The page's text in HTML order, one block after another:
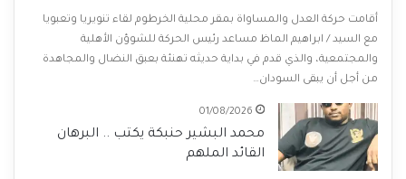
أقامت حركة العدل والمساواة بمقر محلية الخرطوم لقاء تنويريا وتعبويا
مع السيد / ابراهيم الماظ مساعد رئيس الحركة للشوؤن الأهلية
والمجتمعية، والذي قدم في بداية حديثه تهنئة بعبق النضال والمجاهدة
من أجل أن يبقى السودان…
01/08/2026
محمد البشير حنبكة يكتب .. البرهان
القائد الملهم